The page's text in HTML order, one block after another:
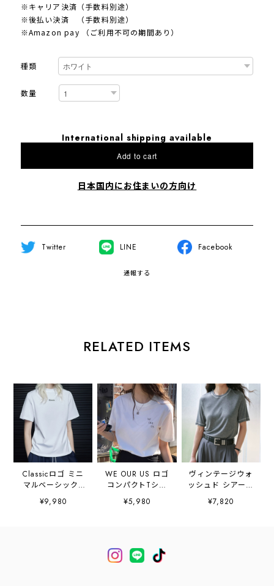
※キャリア決済（手数料別途）
※後払い決済 （手数料別途）
※Amazon pay （ご利用不可の期間あり）
種類
数量
International shipping available
Add to cart
日本国内にお住まいの方向け
Twitter LINE Facebook
通報する
RELATED ITEMS
Classicロゴ ミニ
マルベーシックT
シャツ
2litr06488
¥9,980
WE OUR US ロゴ
コンパクトTシャ
ツ 2litr06494
¥5,980
ヴィンテージウォ
ッシュド シアータ
ッチTシャツ
2litr06629
¥7,820